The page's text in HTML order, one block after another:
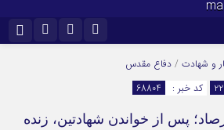
تلگرام
ایتا
و شهادت / دفاع مقدس
کد خبر : 68804
پس از خواندن شهادتین، زنده